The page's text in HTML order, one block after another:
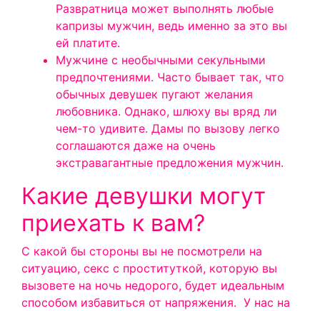
Развратница может выполнять любые
капризы мужчин, ведь именно за это вы
ей платите.
Мужчине с необычными секульными
предпочтениями. Часто бывает так, что
обычных девушек пугают желания
любовника. Однако, шлюху вы вряд ли
чем-то удивите. Дамы по вызову легко
соглашаются даже на очень
экстравагантные предложения мужчин.
Какие девушки могут
приехать к вам?
С какой бы стороны вы не посмотрели на
ситуацию, секс с проституткой, которую вы
вызовете на ночь недорого, будет идеальным
способом избавиться от напряжения. У нас на